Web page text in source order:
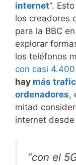
internet“.
los creadores
para la BBC
explorar
los teléfonos
con casi
hay más
ordenadores,
mitad
internet
“con el